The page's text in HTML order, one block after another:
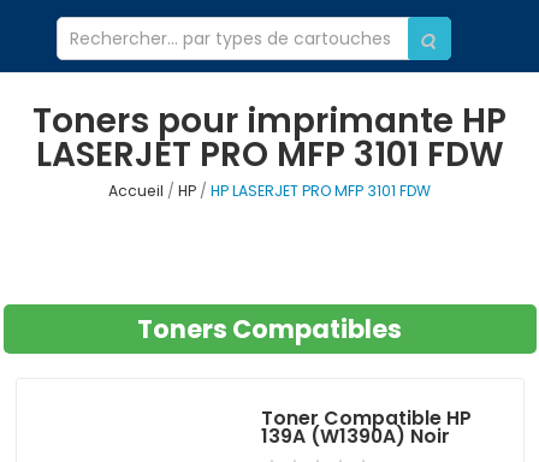
Toners pour imprimante HP
LASERJET PRO MFP 3101 FDW
Accueil HP HP LASERJET PRO MFP 3101 FDW
Toners Compatibles
Toner Compatible HP
139A (W1390A) Noir